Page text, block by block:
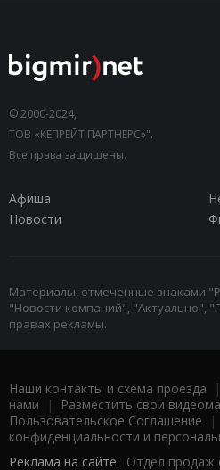
© 2000-2024,
ТОВ «КЕПРЕЙТ ПАРТНЕРС»".
Все права защищены.
Афиша
Новости
Материалы, отмеченные знаками
"Новости компаний", "Актуально",
правах рекламы.
Наши контакты и схема проезда |
нами | Разместить свои
Пользовательское Соглашение |
конфиденциальности и
Реклама на сайте: Отдел продаж